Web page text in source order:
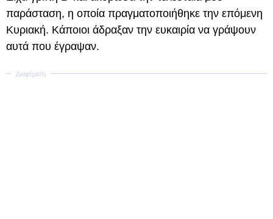
παράσταση, η οποία πραγματοποιήθηκε την επόμενη
Κυριακή. Κάποιοι άδραξαν την ευκαιρία να γράψουν
αυτά που έγραψαν.